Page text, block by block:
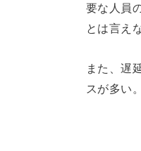
要な人員
とは言え
また、遅
スが多い